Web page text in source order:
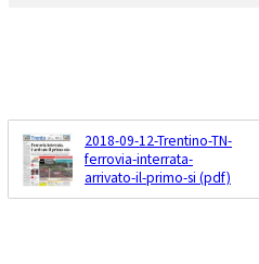
2018-09-12-Trentino-TN-
ferrovia-interrata-
arrivato-il-primo-si (pdf)